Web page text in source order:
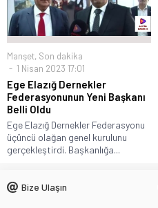
Manşet, Son dakika
1 Nisan 2023 17:01
Ege Elazığ Dernekler
Federasyonunun Yeni Başkanı
Belli Oldu
Ege Elazığ Dernekler Federasyonu
üçüncü olağan genel kurulunu
gerçekleştirdi. Başkanlığa...
Bize Ulaşın